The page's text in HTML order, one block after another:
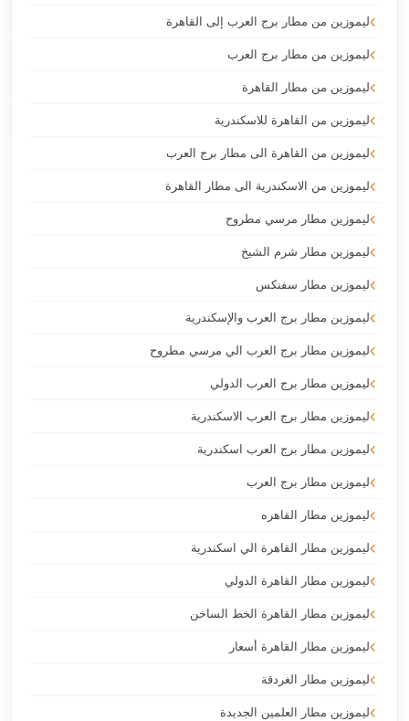
ليموزين من مطار برج العرب إلى القاهرة
ليموزين من مطار برج العرب
ليموزين من مطار القاهرة
ليموزين من القاهرة للاسكندرية
ليموزين من القاهرة الى مطار برج العرب
ليموزين من الاسكندرية الى مطار القاهرة
ليموزين مطار مرسي مطروح
ليموزين مطار شرم الشيخ
ليموزين مطار سفنكس
ليموزين مطار برج العرب والإسكندرية
ليموزين مطار برج العرب الي مرسي مطروح
ليموزين مطار برج العرب الدولي
ليموزين مطار برج العرب الاسكندرية
ليموزين مطار برج العرب اسكندرية
ليموزين مطار برج العرب
ليموزين مطار القاهره
ليموزين مطار القاهرة الي اسكندرية
ليموزين مطار القاهرة الدولي
ليموزين مطار القاهرة الخط الساخن
ليموزين مطار القاهرة أسعار
ليموزين مطار الغردقة
ليموزين مطار العلمين الجديدة